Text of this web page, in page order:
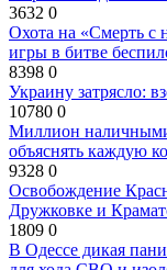
3632 0
Охота на «Смерть с
игры в битве
8398 0
Украину затрясло:
10780 0
Миллион наличными
объяснять каждую
9328 0
Освобождение
Дружковке и
1809 0
В Одессе дикая